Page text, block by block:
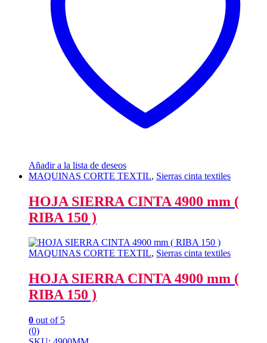
Añadir a la lista de deseos
MAQUINAS CORTE TEXTIL, Sierras cinta textiles
HOJA SIERRA CINTA 4900 mm (
RIBA 150 )
MAQUINAS CORTE TEXTIL, Sierras cinta textiles
HOJA SIERRA CINTA 4900 mm (
RIBA 150 )
0 out of 5
(0)